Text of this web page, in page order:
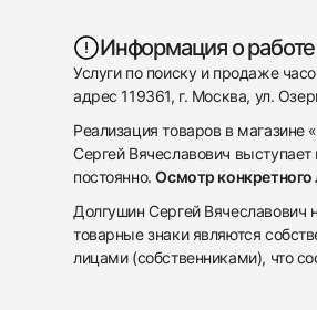
Информация о
Услуги по поиску и продаже
адрес 119361, г. Москва, ул.
Реализация товаров в
Сергей Вячеславович
постоянно.Осмотр конкретного
Долгушин Сергей
товарные знаки являются
лицами (собственниками), что